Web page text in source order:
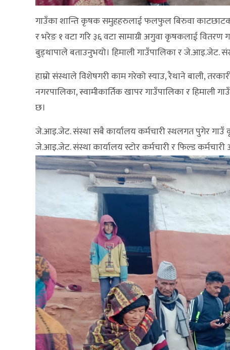
गाउँका शान्ति कृषक समुहहरुलाई फलफुल बिरुवा काटछाटका
र भरेङ १ वटा गरि ३६ वटा सामाग्री अगुवा कृषकलाई
बुड्थापाले बताउनुभयो। हिमाली गाउँपालिका र जे.आइ.जेट.
हाम्रो संस्थाले विशेषगरी काम गरेको स्याउ, रैथाने बाली,
नगरपालिका, स्वामीकार्तिक खापर गाउँपालिका र हिमाली
छ।
जे.आइ.जेट. संस्था सबै कार्यालय कर्मचारी स्थलगत पुगेर गाउँ
जे.आइ.जेट. संस्था कार्यालय स्टोर कर्मचारी र फिल्ड